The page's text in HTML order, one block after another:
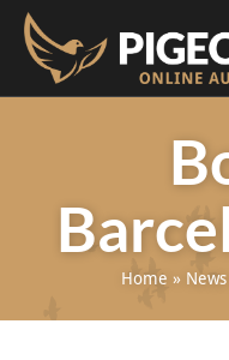
Home » News